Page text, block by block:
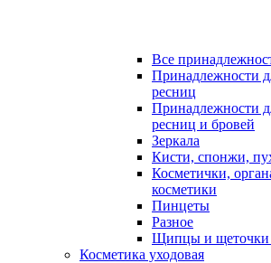
Все
Принадлежности
ресниц
Принадлежности
ресниц и бровей
Зеркала
Кисти, спонжи,
Косметички,
косметики
Пинцеты
Разное
Щипцы и щеточки
Косметика уходовая